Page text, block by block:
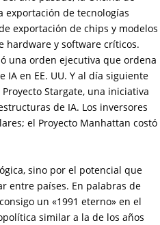
exportación de tecnologías
exportación de chips y modelos
hardware y software críticos.
una orden ejecutiva que ordena
en EE. UU. Y al día siguiente
Stargate, una iniciativa
de IA. Los inversores
el Proyecto Manhattan costó
sino por el potencial que
entre países. En palabras de
un «1991 eterno» en el
similar a la de los años